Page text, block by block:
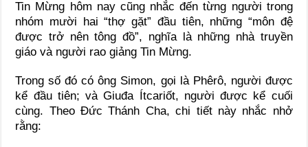
Tin Mừng hôm nay cũng nhắc đến từng người trong
nhóm mười hai “thợ gặt” đầu tiên, những “môn đệ
được trở nên tông đồ”, nghĩa là những nhà truyền
giáo và người rao giảng Tin Mừng.
Trong số đó có ông Simon, gọi là Phêrô, người được
kể đầu tiên; và Giuđa Ítcariốt, người được kể cuối
cùng. Theo Đức Thánh Cha, chi tiết này nhắc nhở
rằng: